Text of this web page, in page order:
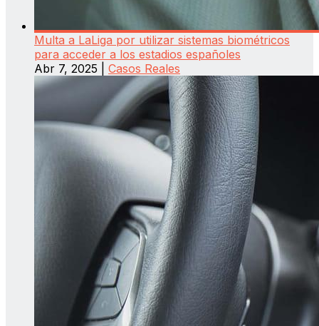
Multa a LaLiga por utilizar sistemas biométricos
para acceder a los estadios españoles
Abr 7, 2025
Casos Reales